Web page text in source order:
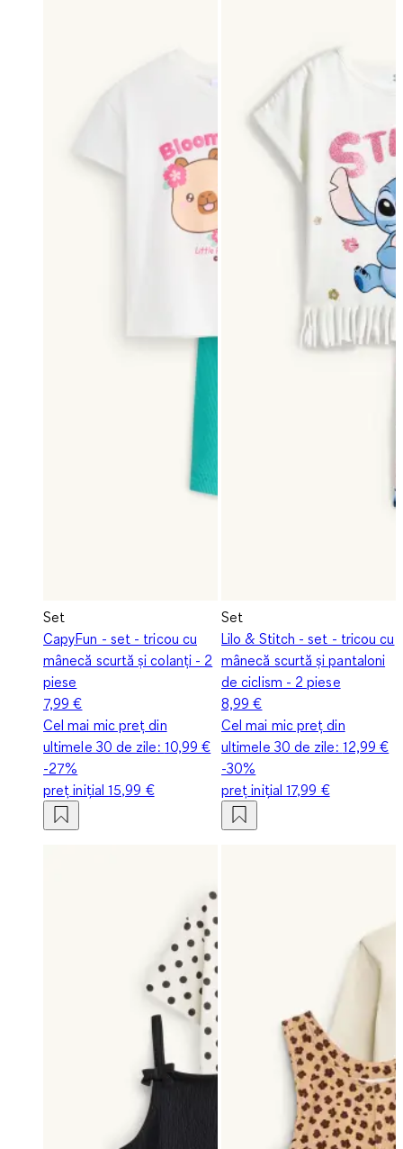
Set
CapyFun - set - tricou cu
mânecă scurtă și colanți - 2
piese
7,99 €
Cel mai mic preț din
ultimele 30 de zile: 10,99 €
-27%
preț inițial15,99 €
Set
Lilo & Stitch - set - tricou cu
mânecă scurtă și pantaloni
de ciclism - 2 piese
8,99 €
Cel mai mic preț din
ultimele 30 de zile: 12,99 €
-30%
preț inițial17,99 €